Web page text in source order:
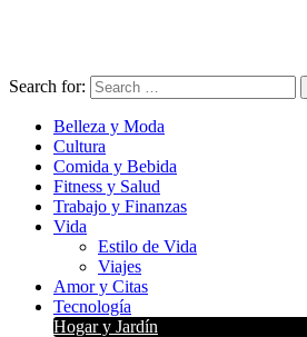
Search for:
Belleza y Moda
Cultura
Comida y Bebida
Fitness y Salud
Trabajo y Finanzas
Vida
Estilo de Vida
Viajes
Amor y Citas
Tecnología
Hogar y Jardín